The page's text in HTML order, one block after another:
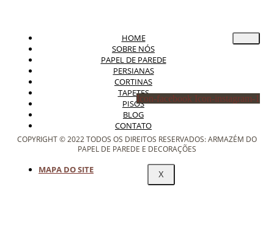
HOME
SOBRE NÓS
PAPEL DE PAREDE
PERSIANAS
CORTINAS
TAPETES
PISOS
BLOG
CONTATO
X
Icon-facebook Icon-instagram-1
COPYRIGHT © 2022 TODOS OS DIREITOS RESERVADOS: ARMAZÉM DO
PAPEL DE PAREDE E DECORAÇÕES
MAPA DO SITE